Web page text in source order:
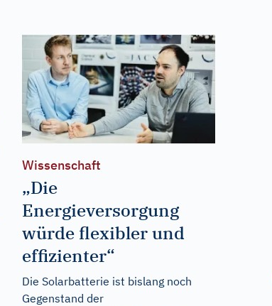
Wissenschaft
„Die
Energieversorgung
würde flexibler und
effizienter“
Die Solarbatterie ist bislang noch
Gegenstand der